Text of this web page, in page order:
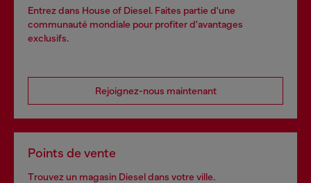
Entrez dans House of Diesel. Faites partie d'une
communauté mondiale pour profiter d'avantages
exclusifs.
Rejoignez-nous maintenant
Points de vente
Trouvez un magasin Diesel dans votre ville.